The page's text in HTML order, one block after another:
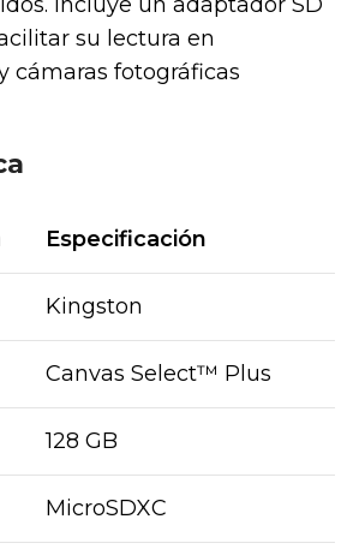
su lectura en
cámaras fotográficas
Especificación
Kingston
Canvas Select™ Plus
128 GB
MicroSDXC